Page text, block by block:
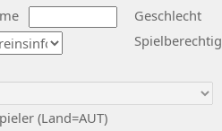
Geschlecht
(Land=AUT)